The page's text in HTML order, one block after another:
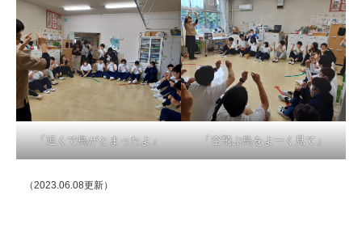
「近くで鳥がとまったよ」 「空飛ぶ鳥をよーく見て」
（2023.06.08更新）